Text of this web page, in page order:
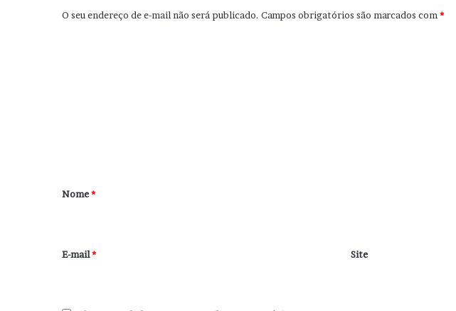
O seu endereço de e-mail não será publicado. Campos obrigatórios são marcados com*
r
*
Nome*
E-mail* Site